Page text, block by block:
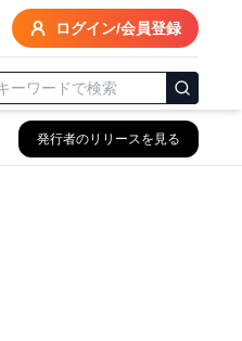
ログイン/会員登録
発行者のリリースを見る